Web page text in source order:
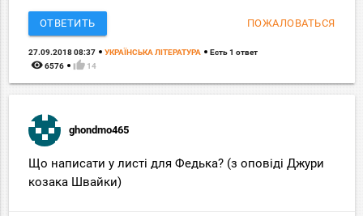
ОТВЕТИТЬ ПОЖАЛОВАТЬСЯ
27.09.2018 08:37 УКРАЇНСЬКА ЛІТЕРАТУРА Есть 1 ответ
remove_red_eye 6576 thumb_up 14
ghondmo465
Що написати у листі для Федька? (з оповіді Джури
козака Швайки)